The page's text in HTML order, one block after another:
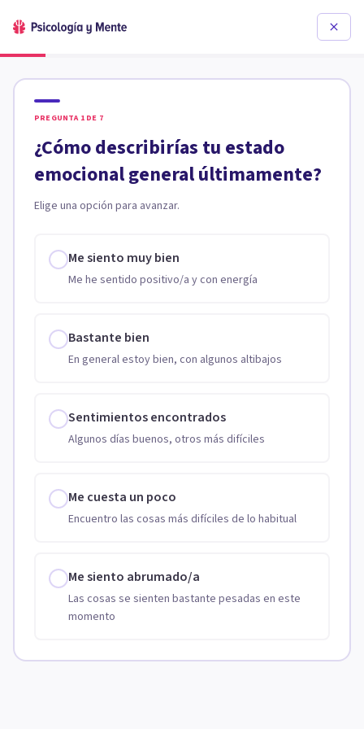
PREGUNTA 1 DE 7
¿Cómo describirías tu estado
emocional general últimamente?
Elige una opción para avanzar.
Me siento muy bien
Me he sentido positivo/a y con energía
Bastante bien
En general estoy bien, con algunos altibajos
Sentimientos encontrados
Algunos días buenos, otros más difíciles
Me cuesta un poco
Encuentro las cosas más difíciles de lo habitual
Me siento abrumado/a
Las cosas se sienten bastante pesadas en este
momento